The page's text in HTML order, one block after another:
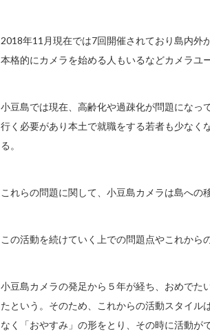
2018年11月現在では7回開催されており島内外
本格的にカメラを始める人もいるなどカメラユ
小豆島では現在、高齢化や過疎化が問題になっ
行く必要があり本土で就職をする若者も少なく
る。
これらの問題に関して、小豆島カメラは島への
この活動を続けていく上での問題点やこれから
小豆島カメラの発足から５年が経ち、おめでた
たという。そのため、これからの活動スタイル
なく「おやすみ」の形をとり、その時に活動が